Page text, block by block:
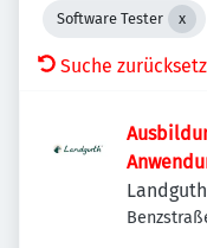
Software Tester
Suche